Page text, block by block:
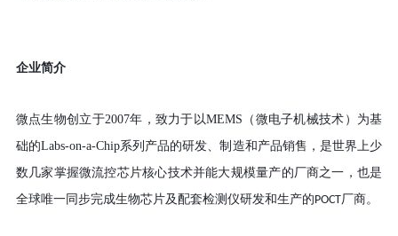
企业简介
微点生物创立于2007年 ， 致力于以MEMS （ 微电子机械技术 ） 为基
础的Labs-on-a-Chip系列产品的研发、制造和产品销售，是世界上少
数几家掌握微流控芯片核心技术并能大规模量产的厂商之一，也是
全球唯一同步完成生物芯片及配套检测仪研发和生产的POCT厂商。